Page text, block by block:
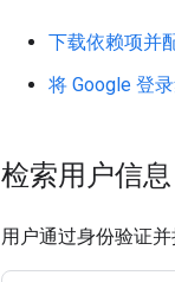
下载依赖项并
将 Google 登
检索用户信息
用户通过身份验证